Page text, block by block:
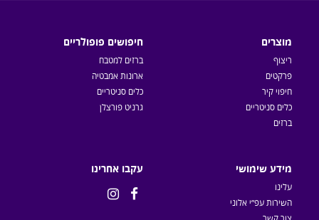
מוצרים
ריצוף
פרקטים
חיפוי קיר
כלים סניטריים
ברזים
חיפושים פופולריים
ברזים למטבח
ארונות אמבטיה
כלים סניטריים
גרניט פורצלן
מידע שימושי
עלינו
השירות עפ״י אלוני
עקבו אחרינו

